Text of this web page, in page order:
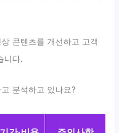
콘텐츠를 개선하고 고객
니다.
분석하고 있나요?